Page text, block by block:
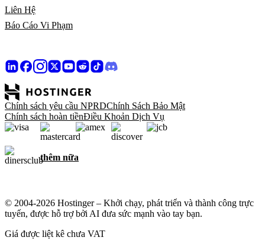
Liên Hệ
Báo Cáo Vi Phạm
Chính sách yêu cầu NPRDChính Sách Bảo Mật
Chính sách hoàn tiềnĐiều Khoản Dịch Vụ
thêm nữa
© 2004-2026 Hostinger – Khởi chạy, phát triển và thành công trực
tuyến, được hỗ trợ bởi AI đưa sức mạnh vào tay bạn.
Giá được liệt kê chưa VAT